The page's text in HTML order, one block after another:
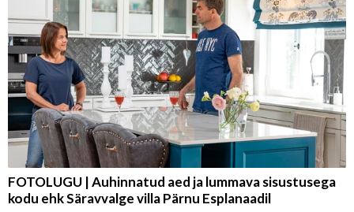
FOTOLUGU | Auhinnatud aed ja lummava sisustusega
kodu ehk Säravvalge villa Pärnu Esplanaadil